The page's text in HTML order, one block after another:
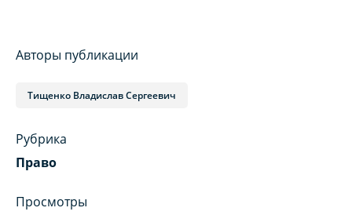
Авторы публикации
Тищенко Владислав Сергеевич
Рубрика
Право
Просмотры